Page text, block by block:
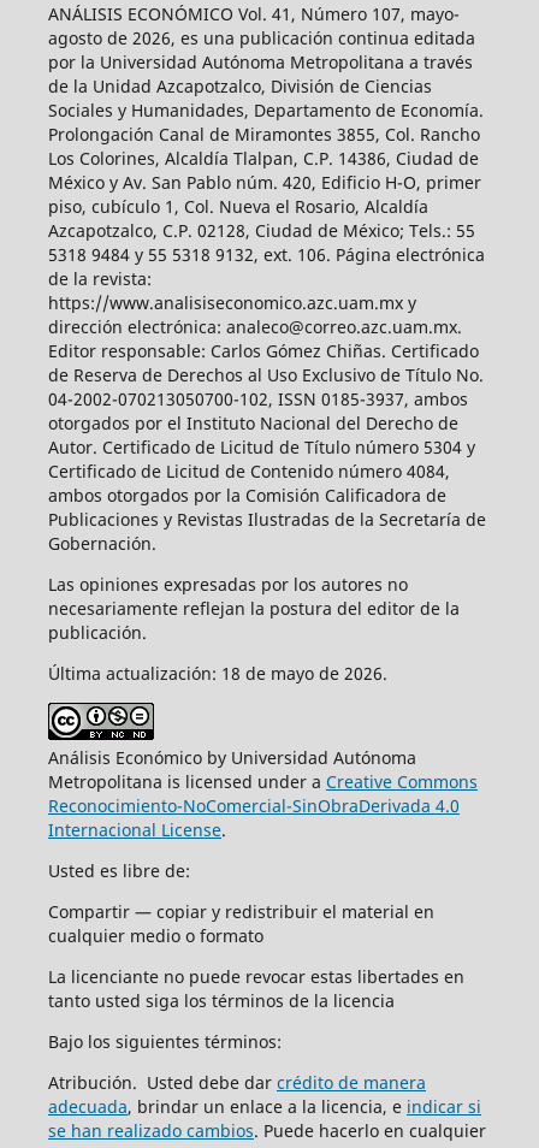
ANÁLISIS ECONÓMICO Vol. 41, Número 107, mayo-
agosto de 2026, es una publicación continua editada
por la Universidad Autónoma Metropolitana a través
de la Unidad Azcapotzalco, División de Ciencias
Sociales y Humanidades, Departamento de Economía.
Prolongación Canal de Miramontes 3855, Col. Rancho
Los Colorines, Alcaldía Tlalpan, C.P. 14386, Ciudad de
México y Av. San Pablo núm. 420, Edificio H-O, primer
piso, cubículo 1, Col. Nueva el Rosario, Alcaldía
Azcapotzalco, C.P. 02128, Ciudad de México; Tels.: 55
5318 9484 y 55 5318 9132, ext. 106. Página electrónica
de la revista:
https://www.analisiseconomico.azc.uam.mx y
dirección electrónica: analeco@correo.azc.uam.mx.
Editor responsable: Carlos Gómez Chiñas. Certificado
de Reserva de Derechos al Uso Exclusivo de Título No.
04-2002-070213050700-102, ISSN 0185-3937, ambos
otorgados por el Instituto Nacional del Derecho de
Autor. Certificado de Licitud de Título número 5304 y
Certificado de Licitud de Contenido número 4084,
ambos otorgados por la Comisión Calificadora de
Publicaciones y Revistas Ilustradas de la Secretaría de
Gobernación.
Las opiniones expresadas por los autores no
necesariamente reflejan la postura del editor de la
publicación.
Última actualización: 18 de mayo de 2026.
Análisis Económico by Universidad Autónoma
Metropolitana is licensed under a Creative Commons
Reconocimiento-NoComercial-SinObraDerivada 4.0
Internacional License.
Usted es libre de:
Compartir — copiar y redistribuir el material en
cualquier medio o formato
La licenciante no puede revocar estas libertades en
tanto usted siga los términos de la licencia
Bajo los siguientes términos:
Atribución. Usted debe dar crédito de manera
adecuada, brindar un enlace a la licencia, e indicar si
se han realizado cambios. Puede hacerlo en cualquier